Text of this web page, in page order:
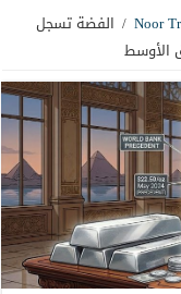
/ الفضة تسجل
الأوسط